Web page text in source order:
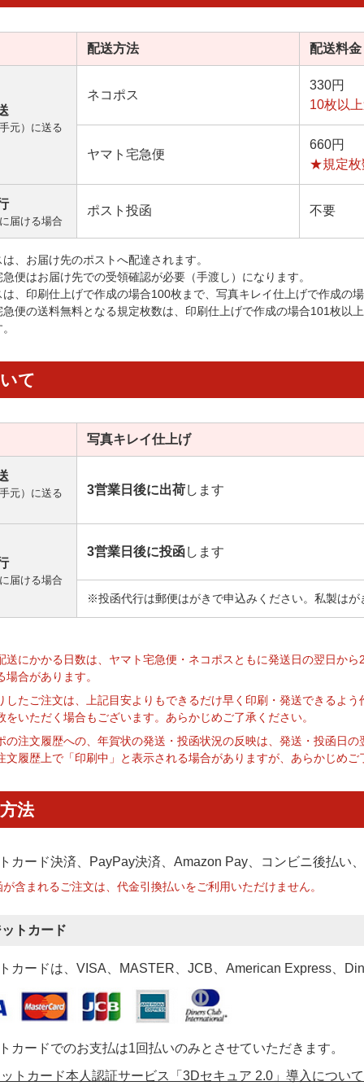
配送方法 配送料金
元）に送る
ネコポス
330円
10枚以
ヤマト宅急便
660円
★規定枚
届ける場合
ポスト投函 不要
、お届け先のポストへ配達されます。
便はお届け先での受領確認が必要（手渡し）になります。
、印刷仕上げで作成の場合100枚まで、写真キレイ仕上げで作成の
急便の送料無料となる規定枚数は、印刷仕上げで作成の場合101枚以
て
写真キレイ仕上げ
元）に送る 3営業日後に出荷します
届ける場合
3営業日後に投函します
※投函代行は郵便はがきで申込みください。私製は
送にかかる日数は、ヤマト宅急便・ネコポスともに発送日の翌日か
場合があります。
したご注文は、上記目安よりもできるだけ早く印刷・発送できるよ
をいただく場合もございます。あらかじめご了承ください。
の注文履歴への、年賀状の発送・投函状況の反映は、発送・投函日
文履歴上で「印刷中」と表示される場合がありますが、あらかじめご
法
カード決済、PayPay決済 、Amazon Pay、コンビニ後払い
含まれるご注文は、代金引換払いをご利用いただけません。
トカード
カードは、VISA、MASTER、JCB、American Express、
カードでのお支払は1回払いのみとさせていただきます。
トカード本人認証サービス「3Dセキュア 2.0」導入について